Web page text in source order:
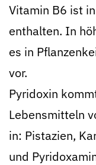
Vitamin B6 ist
enthalten. In
es in
vor.
Pyridoxin
Lebensmitteln
in: Pistazien,
und